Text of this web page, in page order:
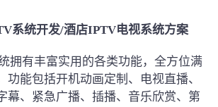
系统开发/酒店IPTV电视系统方案
拥有丰富实用的各类功能，全方位满
功能包括开机动画定制、电视直播、
幕、紧急广播、插播、音乐欣赏、第